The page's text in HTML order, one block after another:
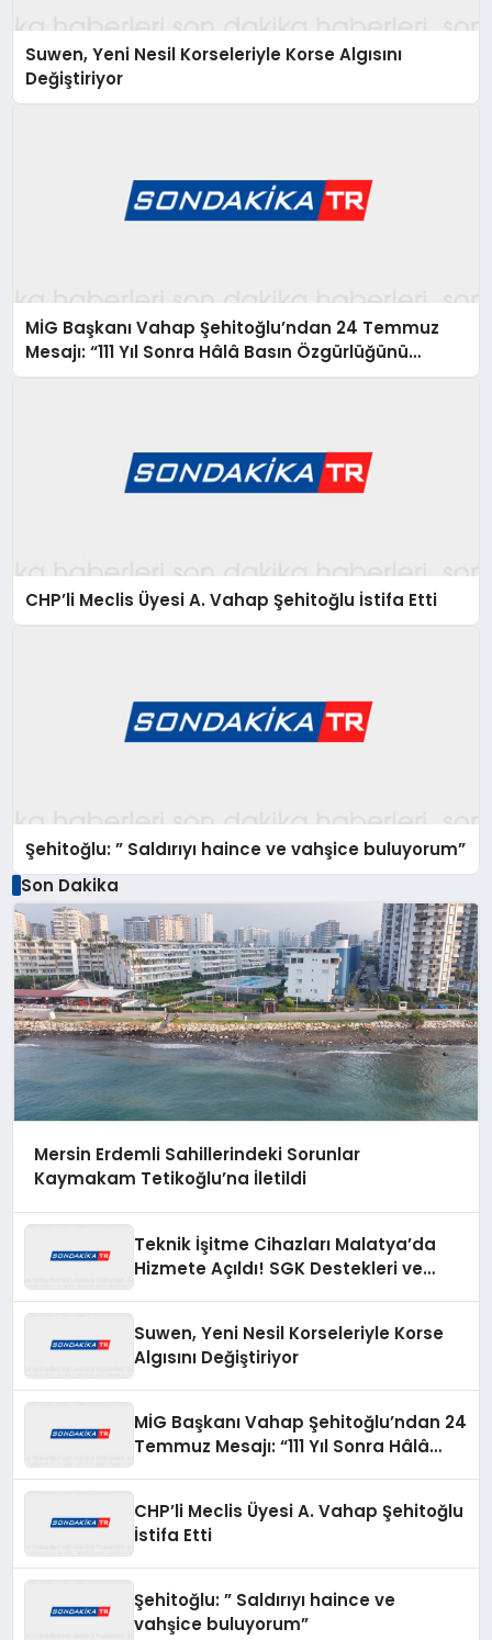
Suwen, Yeni Nesil Korseleriyle Korse Algısını
Değiştiriyor
MİG Başkanı Vahap Şehitoğlu’ndan 24 Temmuz
Mesajı: “111 Yıl Sonra Hâlâ Basın Özgürlüğünü
Konuşuyoruz”
CHP’li Meclis Üyesi A. Vahap Şehitoğlu İstifa Etti
Şehitoğlu: ” Saldırıyı haince ve vahşice buluyorum”
Son Dakika
Mersin Erdemli Sahillerindeki Sorunlar
Kaymakam Tetikoğlu’na İletildi
Teknik İşitme Cihazları Malatya’da
Hizmete Açıldı! SGK Destekleri ve
Suwen, Yeni Nesil Korseleriyle Korse
Algısını Değiştiriyor
MİG Başkanı Vahap Şehitoğlu’ndan 24
Temmuz Mesajı: “111 Yıl Sonra Hâlâ
CHP’li Meclis Üyesi A. Vahap Şehitoğlu
İstifa Etti
Şehitoğlu: ” Saldırıyı haince ve
vahşice buluyorum”